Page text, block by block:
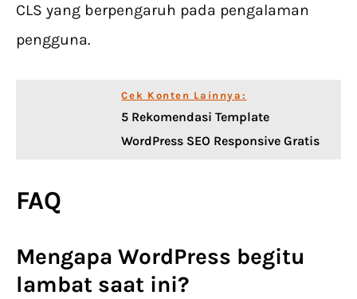
CLS yang berpengaruh pada pengalaman
pengguna.
Cek Konten Lainnya:
5 Rekomendasi Template
WordPress SEO Responsive Gratis
FAQ
Mengapa WordPress begitu
lambat saat ini?